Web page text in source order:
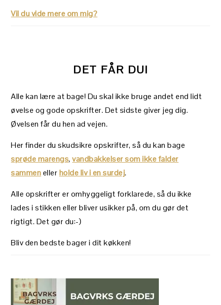
Vil du vide mere om mig?
DET FÅR DU!
Alle kan lære at bage! Du skal ikke bruge andet end lidt
øvelse og gode opskrifter. Det sidste giver jeg dig.
Øvelsen får du hen ad vejen.
Her finder du skudsikre opskrifter, så du kan bage
sprøde marengs,vandbakkelser som ikke falder
sammenellerholde liv i en surdej.
Alle opskrifter er omhyggeligt forklarede, så du ikke
lades i stikken eller bliver usikker på, om du gør det
rigtigt. Det gør du:-)
Bliv den bedste bager i dit køkken!